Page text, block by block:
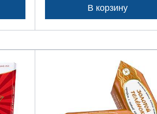
В корзину